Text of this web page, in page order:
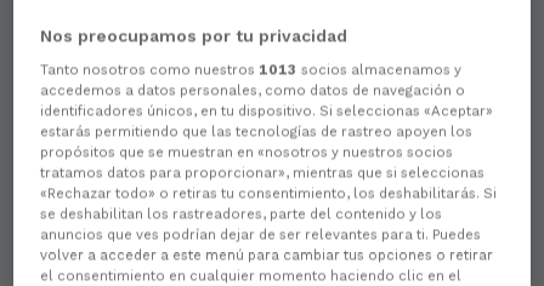
Aún no hay reacciones. ¡Sé el primero!
Nos preocupamos por tu privacidad
Tanto nosotros como nuestros 1013 socios almacenamos y
accedemos a datos personales, como datos de navegación o
identificadores únicos, en tu dispositivo. Si seleccionas «Aceptar»
estarás permitiendo que las tecnologías de rastreo apoyen los
propósitos que se muestran en «nosotros y nuestros socios
tratamos datos para proporcionar», mientras que si seleccionas
«Rechazar todo» o retiras tu consentimiento, los deshabilitarás. Si
se deshabilitan los rastreadores, parte del contenido y los
anuncios que ves podrían dejar de ser relevantes para ti. Puedes
volver a acceder a este menú para cambiar tus opciones o retirar
el consentimiento en cualquier momento haciendo clic en el